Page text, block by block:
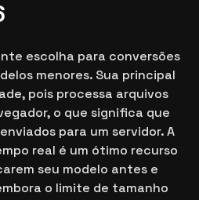
escolha para conversões
menores. Sua principal
pois processa arquivos
o que significa que
para um servidor. A
real é um ótimo recurso
seu modelo antes e
o limite de tamanho